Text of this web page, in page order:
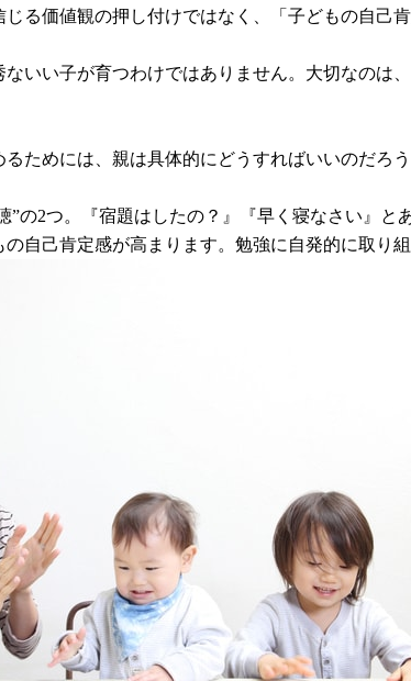
る価値観の押し付けではなく、「子どもの自己
ないい子が育つわけではありません。大切なの
ためには、親は具体的にどうすればいいのだろう
”の2つ。『宿題はしたの？』『早く寝なさい』
自己肯定感が高まります。勉強に自発的に取り